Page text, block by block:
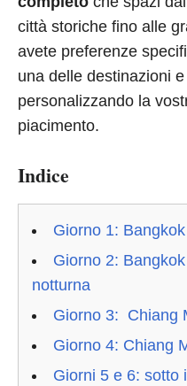
città storiche fino alle
avete preferenze
una delle destinazioni
personalizzando la
piacimento.
Indice
Giorno 1:
Giorno 2:
notturna
Giorno 3: Chiang
Giorno 4: Chiang
Giorni 5 e 6: sotto